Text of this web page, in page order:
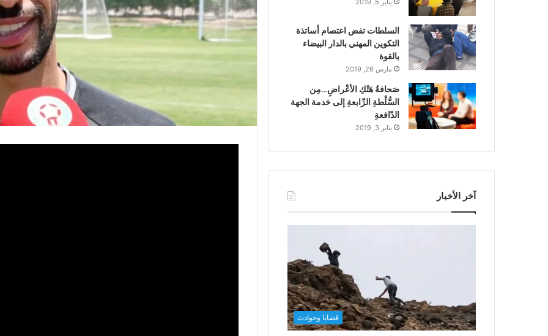
السلطات تفض اعتصام أساتذة
التكوين المهني بالدار البيضاء
بالقوة
مارس 26, 2019
صَحافةُ هَتْكِ الأعْراضِ…مِن
السُّلْطةِ الرِّابعةِ إلى خدمة الجهة
الدّافعةِ
يناير 3, 2019
آخر الأخبار
قضايا وحوادث